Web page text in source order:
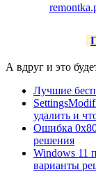
А вдруг и это
Лучшие
удалить и
Ошибка
решения
Windows 11
варианты